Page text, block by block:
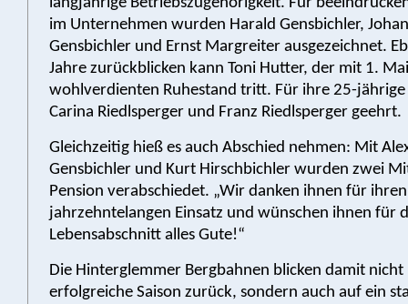
im Unternehmen wurden Harald Gensbichler,
Gensbichler und Ernst Margreiter ausgezeichnet.
Jahre zurückblicken kann Toni Hutter, der mit 1.
wohlverdienten Ruhestand tritt. Für ihre 25-
Carina Riedlsperger und Franz Riedlsperger geehrt.
Gleichzeitig hieß es auch Abschied nehmen: Mit
Gensbichler und Kurt Hirschbichler wurden zwei
Pension verabschiedet. „Wir danken ihnen für ihren
jahrzehntelangen Einsatz und wünschen ihnen für
Lebensabschnitt alles Gute!“
Die Hinterglemmer Bergbahnen blicken damit
erfolgreiche Saison zurück, sondern auch auf ein